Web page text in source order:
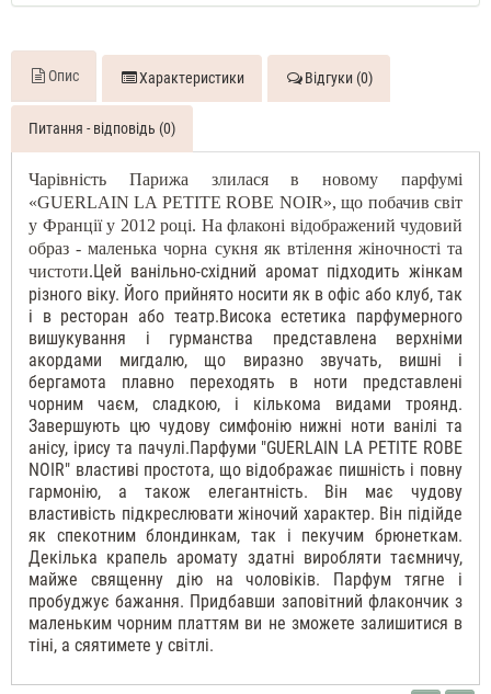
Опис Характеристики Відгуки (0)
Питання - відповідь (0)
Чарівність Парижа злилася в новому парфумі
«GUERLAIN LA PETITE ROBE NOIR», що побачив світ
у Франції у 2012 році. На флаконі відображений чудовий
образ - маленька чорна сукня як втілення жіночності та
чистоти.Цей ванільно-східний аромат підходить жінкам
різного віку. Його прийнято носити як в офіс або клуб, так
і в ресторан або театр.Висока естетика парфумерного
вишукування і гурманства представлена верхніми
акордами мигдалю, що виразно звучать, вишні і
бергамота плавно переходять в ноти представлені
чорним чаєм, сладкою, і кількома видами троянд.
Завершують цю чудову симфонію нижні ноти ванілі та
анісу, ірису та пачулі.Парфуми "GUERLAIN LA PETITE ROBE
NOIR" властиві простота, що відображає пишність і повну
гармонію, а також елегантність. Він має чудову
властивість підкреслювати жіночий характер. Він підійде
як спекотним блондинкам, так і пекучим брюнеткам.
Декілька крапель аромату здатні виробляти таємничу,
майже священну дію на чоловіків. Парфум тягне і
пробуджує бажання. Придбавши заповітний флакончик з
маленьким чорним платтям ви не зможете залишитися в
тіні, а сяятимете у світлі.